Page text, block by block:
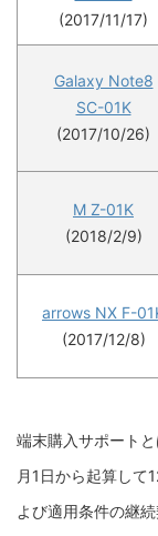
(2017/11/17)
Galaxy Note8
SC-01K
(2017/10/26)
M Z-01K
(2018/2/9)
arrows NX F-
(2017/12/8)
端末購入サポート
月1日から起算して
よび適用条件の継